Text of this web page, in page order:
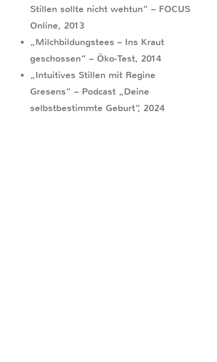
Stillen sollte nicht wehtun“ – FOCUS
Online, 2013
„Milchbildungstees – Ins Kraut
geschossen“ – Öko-Test, 2014
„Intuitives Stillen mit Regine
Gresens“ – Podcast „Deine
selbstbestimmte Geburt“, 2024